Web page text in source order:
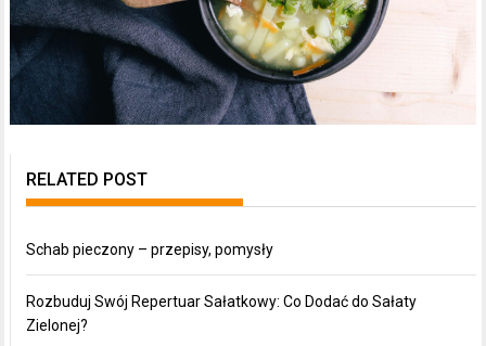
RELATED POST
Schab pieczony – przepisy, pomysły
Rozbuduj Swój Repertuar Sałatkowy: Co Dodać do Sałaty
Zielonej?